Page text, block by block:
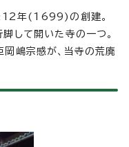
12年(1699)の創建。
して開いた寺の一つ。
嶋宗感が、当寺の荒廃